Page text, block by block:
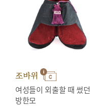
조바위
여성들이 외출할 때 썼던
방한모